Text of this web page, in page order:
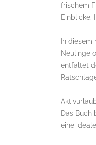
frischem
Einblicke.
In
Neulinge
entfaltet
Das Buch
eine